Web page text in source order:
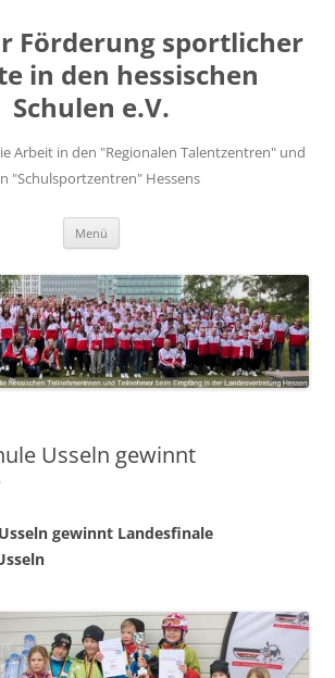
Förderung sportlicher
in den hessischen
Schulen e.V.
Arbeit in den "Regionalen Talentzentren" und
"Schulsportzentren" Hessens
Menü
Usseln gewinnt
gewinnt Landesfinale